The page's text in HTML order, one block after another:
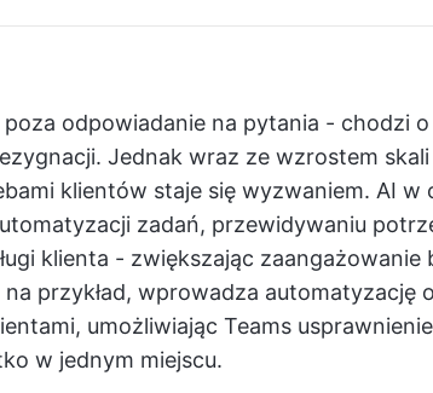
odpowiadanie na pytania - chodzi
Jednak wraz ze wzrostem skali
klientów staje się wyzwaniem. AI w
zadań, przewidywaniu
klienta - zwiększając zaangażowanie
na przykład, wprowadza automatyzację
umożliwiając Teams
w jednym miejscu.